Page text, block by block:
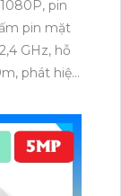
pin
pin mặt
GHz, hỗ
phát hiện